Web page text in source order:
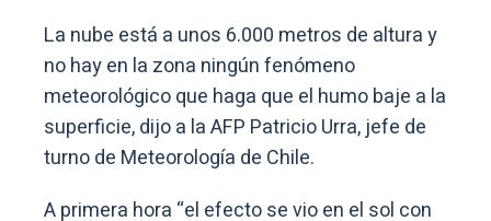
La nube está a unos 6.000 metros de altura y
no hay en la zona ningún fenómeno
meteorológico que haga que el humo baje a la
superficie, dijo a la AFP Patricio Urra, jefe de
turno de Meteorología de Chile.
A primera hora “el efecto se vio en el sol con